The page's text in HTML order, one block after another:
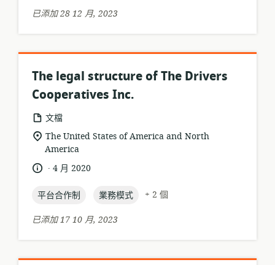
已添加 28 12 月, 2023
The legal structure of The Drivers
Cooperatives Inc.
資
源
格
文檔
相
關
The United States of America and North
America
語
.
發
日
4 月 2020
topic:
平台合作制 topic:
業務模式
+ 2 個
已添加 17 10 月, 2023